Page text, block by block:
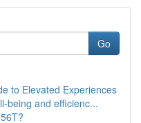
Go
to Elevated Experiences
being and efficienc...